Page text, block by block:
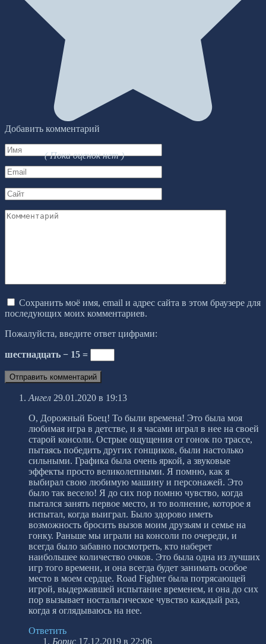
( Пока оценок нет )
Добавить комментарий
Имя
*
Email
*
Сайт
Комментарий
Сохранить моё имя, email и адрес сайта в этом браузере для
последующих моих комментариев.
Пожалуйста, введите ответ цифрами:
шестнадцать − 15 =
Ангел 29.01.2020 в 19:13
О, Дорожный Боец! То были времена! Это была моя
любимая игра в детстве, и я часами играл в нее на своей
старой консоли. Острые ощущения от гонок по трассе,
пытаясь победить других гонщиков, были настолько
сильными. Графика была очень яркой, а звуковые
эффекты просто великолепными. Я помню, как я
выбирал свою любимую машину и персонажей. Это
было так весело! Я до сих пор помню чувство, когда
пытался занять первое место, и то волнение, которое я
испытал, когда выиграл. Было здорово иметь
возможность бросить вызов моим друзьям и семье на
гонку. Раньше мы играли на консоли по очереди, и
всегда было забавно посмотреть, кто наберет
наибольшее количество очков. Это была одна из лучших
игр того времени, и она всегда будет занимать особое
место в моем сердце. Road Fighter была потрясающей
игрой, выдержавшей испытание временем, и она до сих
пор вызывает ностальгическое чувство каждый раз,
когда я оглядываюсь на нее.
Ответить
Борис 17.12.2019 в 22:06